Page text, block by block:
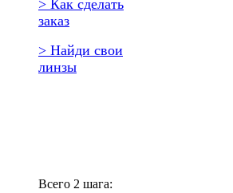
> Как сделать
заказ
> Найди свои
линзы
Всего 2 шага: